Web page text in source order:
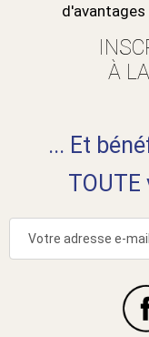
À
... Et